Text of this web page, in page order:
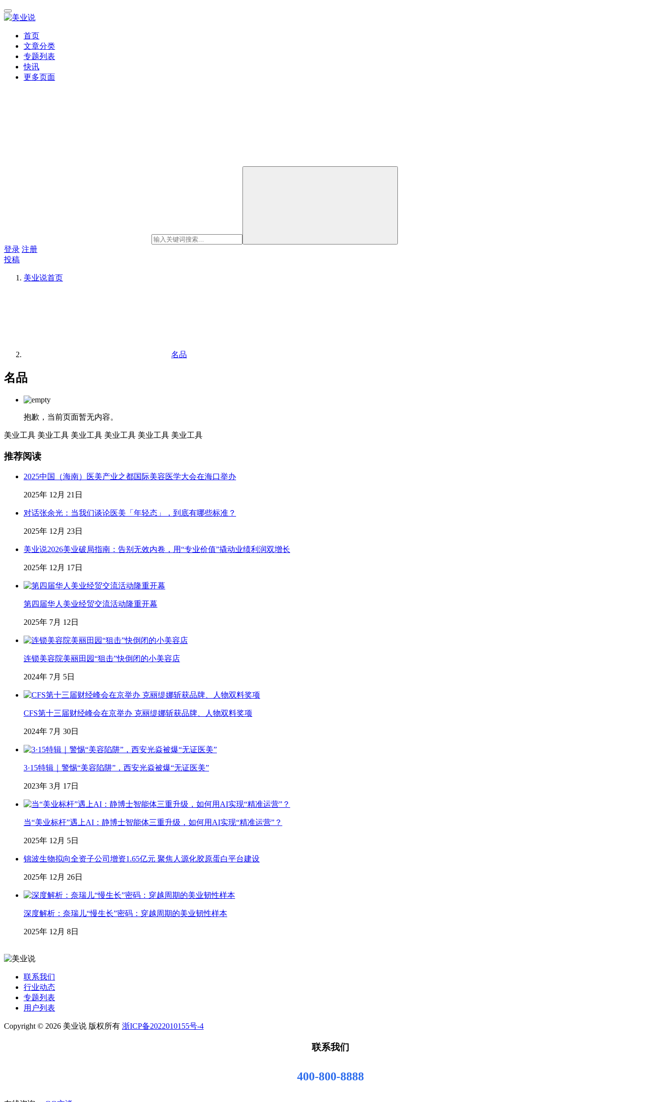
首页
文章分类
专题列表
快讯
更多页面
登录 注册
投稿
美业说首页
名品
名品
抱歉，当前页面暂无内容。
美业工具 美业工具 美业工具 美业工具 美业工具 美业工具
推荐阅读
2025中国（海南）医美产业之都国际美容医学大会在海口举办
2025年 12月 21日
对话张余光：当我们谈论医美「年轻态」，到底有哪些标准？
2025年 12月 23日
美业说2026美业破局指南：告别无效内卷，用“专业价值”撬动业绩利润双增长
2025年 12月 17日
第四届华人美业经贸交流活动隆重开幕
2025年 7月 12日
连锁美容院美丽田园“狙击”快倒闭的小美容店
2024年 7月 5日
CFS第十三届财经峰会在京举办 克丽缇娜斩获品牌、人物双料奖项
2024年 7月 30日
3·15特辑｜警惕“美容陷阱”，西安光焱被爆“无证医美”
2023年 3月 17日
当“美业标杆”遇上AI：静博士智能体三重升级，如何用AI实现“精准运营”？
2025年 12月 5日
锦波生物拟向全资子公司增资1.65亿元 聚焦人源化胶原蛋白平台建设
2025年 12月 26日
深度解析：奈瑞儿“慢生长”密码：穿越周期的美业韧性样本
2025年 12月 8日
联系我们
行业动态
专题列表
用户列表
Copyright © 2026 美业说 版权所有 浙ICP备2022010155号-4
联系我们
400-800-8888